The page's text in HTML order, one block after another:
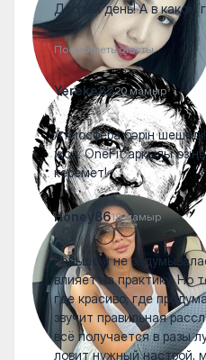
Добрый день! А в каком
Посмотреть ответы
Yereke8220 мамыр
Атмосфера бәрін
жол. OneFit арқылы
керемет!
Honey8619 мамыр
Раньше я не
влияет на практику. Но
где красиво, где
звучит правильная
всё получается в разы
ловит нужный настрой,